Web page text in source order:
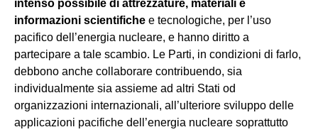
intenso possibile di attrezzature, materiali e
informazioni scientifiche e tecnologiche, per l’uso
pacifico dell’energia nucleare, e hanno diritto a
partecipare a tale scambio. Le Parti, in condizioni di farlo,
debbono anche collaborare contribuendo, sia
individualmente sia assieme ad altri Stati od
organizzazioni internazionali, all’ulteriore sviluppo delle
applicazioni pacifiche dell’energia nucleare soprattutto